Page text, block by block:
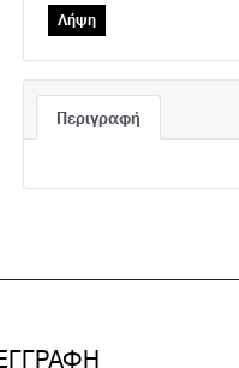
Λήψη
Περιγραφή